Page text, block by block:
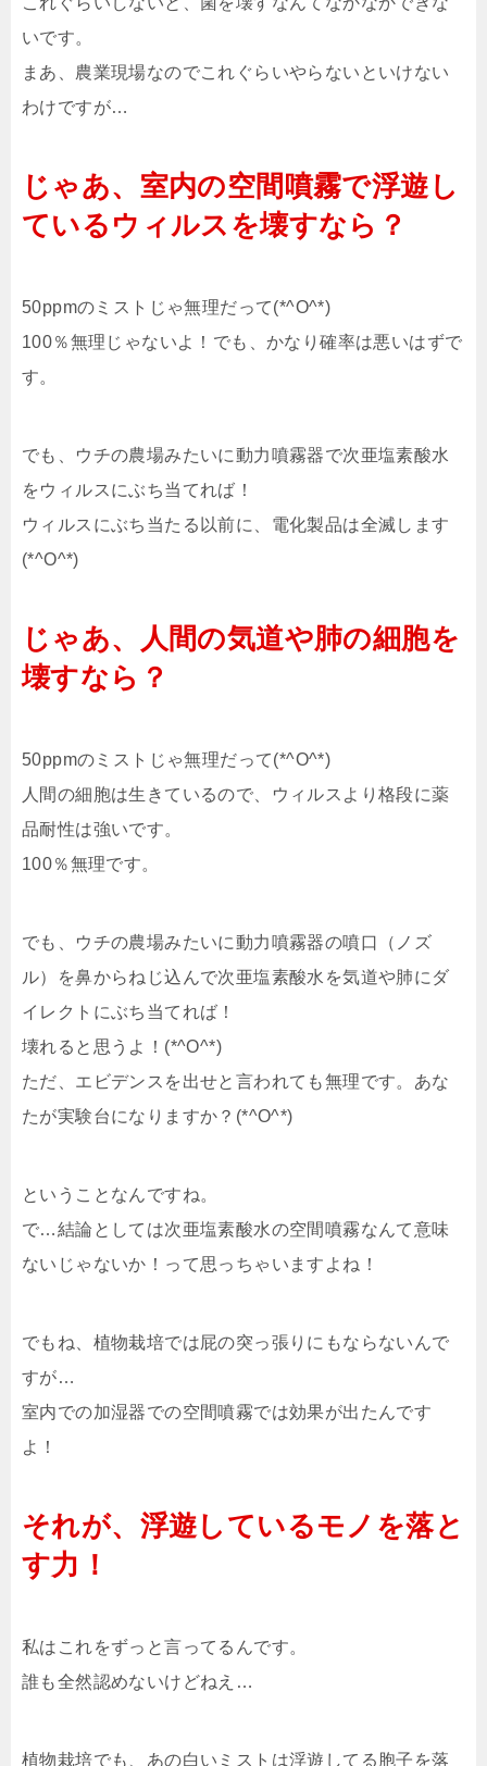
いです。
まあ、農業現場なのでこれぐらいやらないといけない
わけですが…
じゃあ、室内の空間噴霧で浮遊し
ているウィルスを壊すなら？
50ppmのミストじゃ無理だって(*^O^*)
100％無理じゃないよ！でも、かなり確率は悪いはずで
す。
でも、ウチの農場みたいに動力噴霧器で次亜塩素酸水
をウィルスにぶち当てれば！
ウィルスにぶち当たる以前に、電化製品は全滅します
(*^O^*)
じゃあ、人間の気道や肺の細胞を
壊すなら？
50ppmのミストじゃ無理だって(*^O^*)
人間の細胞は生きているので、ウィルスより格段に薬
品耐性は強いです。
100％無理です。
でも、ウチの農場みたいに動力噴霧器の噴口（ノズ
ル）を鼻からねじ込んで次亜塩素酸水を気道や肺にダ
イレクトにぶち当てれば！
壊れると思うよ！(*^O^*)
ただ、エビデンスを出せと言われても無理です。あな
たが実験台になりますか？(*^O^*)
ということなんですね。
で…結論としては次亜塩素酸水の空間噴霧なんて意味
ないじゃないか！って思っちゃいますよね！
でもね、植物栽培では屁の突っ張りにもならないんで
すが…
室内での加湿器での空間噴霧では効果が出たんです
よ！
それが、浮遊しているモノを落と
す力！
私はこれをずっと言ってるんです。
誰も全然認めないけどねえ…
植物栽培でも、あの白いミストは浮遊してる胞子を落